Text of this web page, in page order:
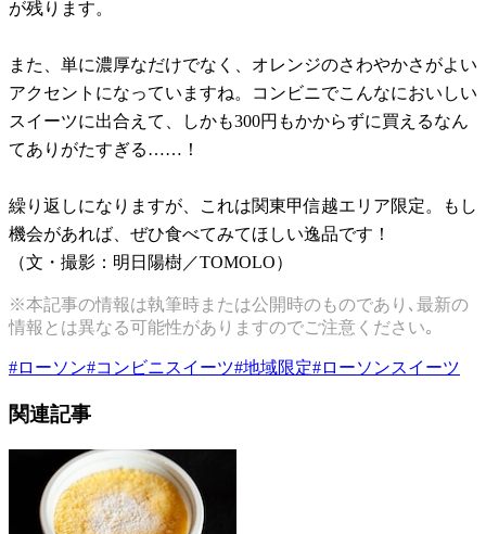
が残ります。
また、単に濃厚なだけでなく、オレンジのさわやかさがよい
アクセントになっていますね。コンビニでこんなにおいしい
スイーツに出合えて、しかも300円もかからずに買えるなん
てありがたすぎる……！
繰り返しになりますが、これは関東甲信越エリア限定。もし
機会があれば、ぜひ食べてみてほしい逸品です！
（文・撮影：明日陽樹／TOMOLO）
※本記事の情報は執筆時または公開時のものであり､最新の
情報とは異なる可能性がありますのでご注意ください｡
#ローソン#コンビニスイーツ#地域限定#ローソンスイーツ
関連記事